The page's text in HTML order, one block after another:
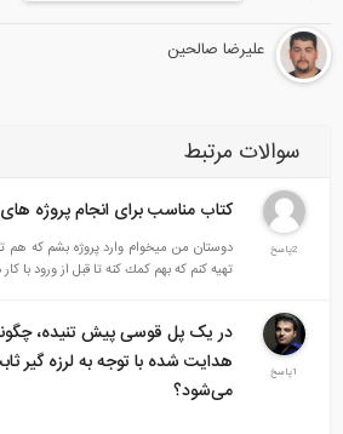
علیرضا صالحین
سوالات مرتبط
كتاب مناسب برای انجام پروژه
دوستان من میخوام وارد پروژه بشم که هم
تهیه کنم که بهم كمك کنه تا قبل از ورود با کار
در یک پل قوسی پیش تنیده،
هدایت شده با توجه به لرزه گیر
می‌شود؟